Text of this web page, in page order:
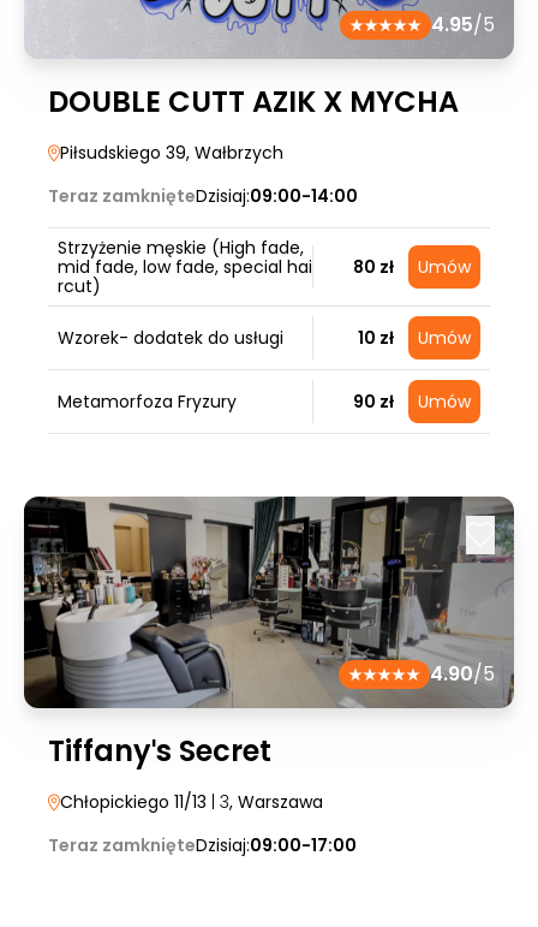
4.95/5
DOUBLE CUTT AZIK X MYCHA
Piłsudskiego 39, Wałbrzych
Teraz zamknięteDzisiaj:09:00-14:00
Strzyżenie męskie (High fade,
mid fade, low fade, special hai
rcut)
80 zł Umów
Wzorek- dodatek do usługi 10 zł Umów
Metamorfoza Fryzury 90 zł Umów
4.90/5
Tiffanyˈs Secret
Chłopickiego 11/13 | 3, Warszawa
Teraz zamknięteDzisiaj:09:00-17:00